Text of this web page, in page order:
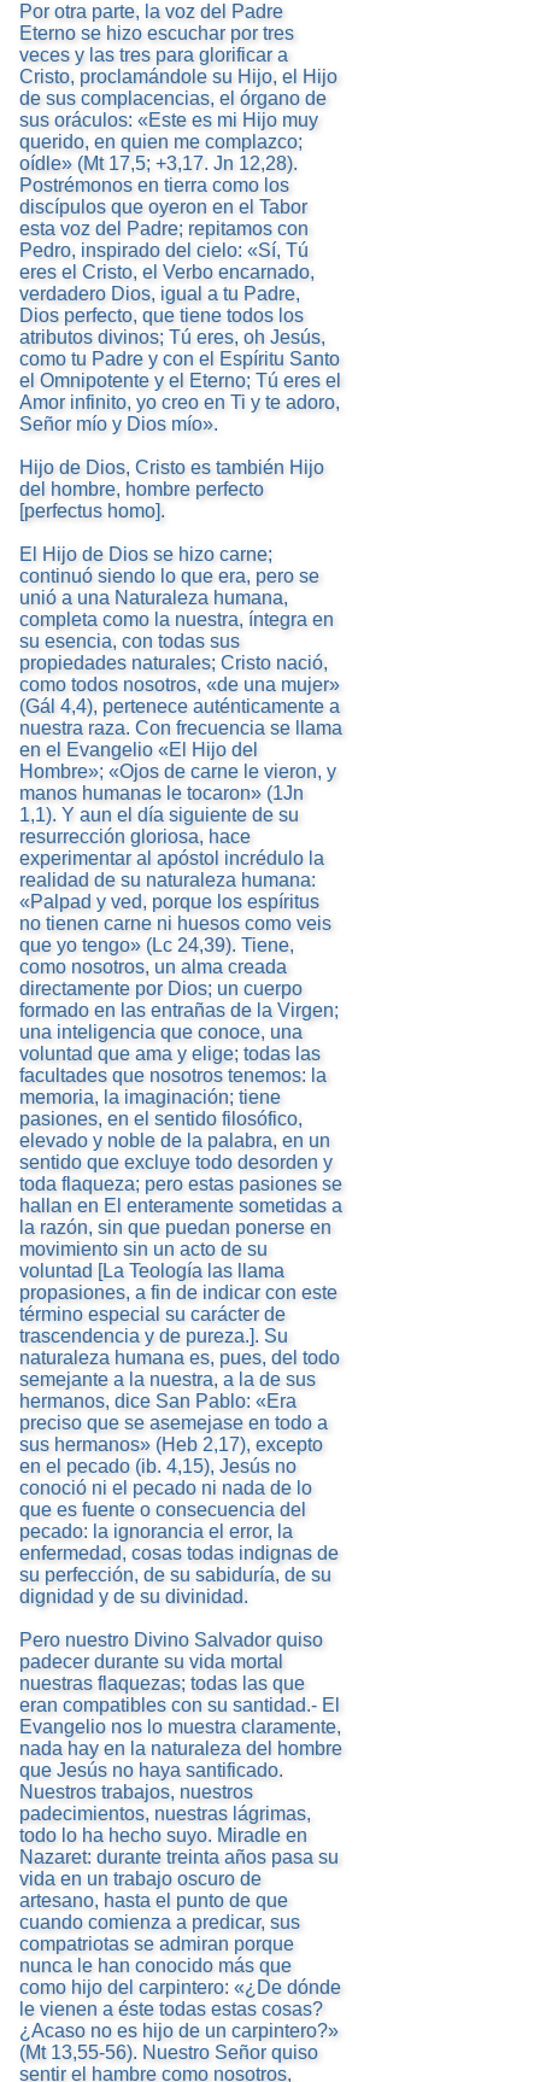
Por otra parte, la voz del Padre
Eterno se hizo escuchar por tres
veces y las tres para glorificar a
Cristo, proclamándole su Hijo, el Hijo
de sus complacencias, el órgano de
sus oráculos: «Este es mi Hijo muy
querido, en quien me complazco;
oídle» (Mt 17,5; +3,17. Jn 12,28).
Postrémonos en tierra como los
discípulos que oyeron en el Tabor
esta voz del Padre; repitamos con
Pedro, inspirado del cielo: «Sí, Tú
eres el Cristo, el Verbo encarnado,
verdadero Dios, igual a tu Padre,
Dios perfecto, que tiene todos los
atributos divinos; Tú eres, oh Jesús,
como tu Padre y con el Espíritu Santo
el Omnipotente y el Eterno; Tú eres el
Amor infinito, yo creo en Ti y te adoro,
Señor mío y Dios mío».
Hijo de Dios, Cristo es también Hijo
del hombre, hombre perfecto
[perfectus homo].
El Hijo de Dios se hizo carne;
continuó siendo lo que era, pero se
unió a una Naturaleza humana,
completa como la nuestra, íntegra en
su esencia, con todas sus
propiedades naturales; Cristo nació,
como todos nosotros, «de una mujer»
(Gál 4,4), pertenece auténticamente a
nuestra raza. Con frecuencia se llama
en el Evangelio «El Hijo del
Hombre»; «Ojos de carne le vieron, y
manos humanas le tocaron» (1Jn
1,1). Y aun el día siguiente de su
resurrección gloriosa, hace
experimentar al apóstol incrédulo la
realidad de su naturaleza humana:
«Palpad y ved, porque los espíritus
no tienen carne ni huesos como veis
que yo tengo» (Lc 24,39). Tiene,
como nosotros, un alma creada
directamente por Dios; un cuerpo
formado en las entrañas de la Virgen;
una inteligencia que conoce, una
voluntad que ama y elige; todas las
facultades que nosotros tenemos: la
memoria, la imaginación; tiene
pasiones, en el sentido filosófico,
elevado y noble de la palabra, en un
sentido que excluye todo desorden y
toda flaqueza; pero estas pasiones se
hallan en El enteramente sometidas a
la razón, sin que puedan ponerse en
movimiento sin un acto de su
voluntad [La Teología las llama
propasiones, a fin de indicar con este
término especial su carácter de
trascendencia y de pureza.]. Su
naturaleza humana es, pues, del todo
semejante a la nuestra, a la de sus
hermanos, dice San Pablo: «Era
preciso que se asemejase en todo a
sus hermanos» (Heb 2,17), excepto
en el pecado (ib. 4,15), Jesús no
conoció ni el pecado ni nada de lo
que es fuente o consecuencia del
pecado: la ignorancia el error, la
enfermedad, cosas todas indignas de
su perfección, de su sabiduría, de su
dignidad y de su divinidad.
Pero nuestro Divino Salvador quiso
padecer durante su vida mortal
nuestras flaquezas; todas las que
eran compatibles con su santidad.- El
Evangelio nos lo muestra claramente,
nada hay en la naturaleza del hombre
que Jesús no haya santificado.
Nuestros trabajos, nuestros
padecimientos, nuestras lágrimas,
todo lo ha hecho suyo. Miradle en
Nazaret: durante treinta años pasa su
vida en un trabajo oscuro de
artesano, hasta el punto de que
cuando comienza a predicar, sus
compatriotas se admiran porque
nunca le han conocido más que
como hijo del carpintero: «¿De dónde
le vienen a éste todas estas cosas?
¿Acaso no es hijo de un carpintero?»
(Mt 13,55-56). Nuestro Señor quiso
sentir el hambre como nosotros,